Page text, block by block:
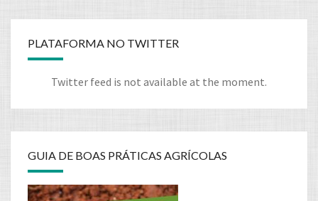
PLATAFORMA NO TWITTER
Twitter feed is not available at the moment.
GUIA DE BOAS PRÁTICAS AGRÍCOLAS